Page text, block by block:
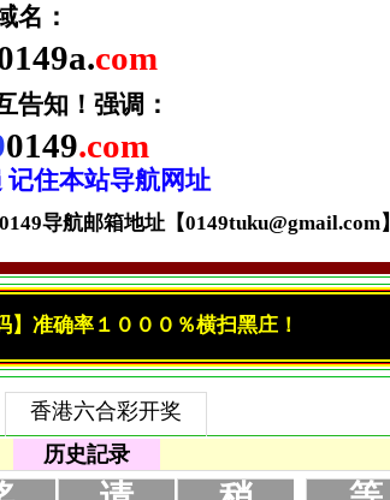
名：
com
告知！ 强调：
0149.com
住本站导航网址
导航邮箱地址【0149tuku@gmail.com】
准确率１０００％横扫黑庄！